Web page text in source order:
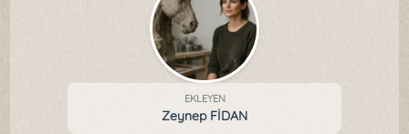
EKLEYEN
Zeynep FİDAN